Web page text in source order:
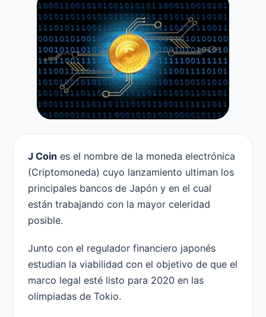
J Coin es el nombre de la moneda electrónica
(Criptomoneda) cuyo lanzamiento ultiman los
principales bancos de Japón y en el cual
están trabajando con la mayor celeridad
posible.
Junto con el regulador financiero japonés
estudian la viabilidad con el objetivo de que el
marco legal esté listo para 2020 en las
olimpiadas de Tokio.